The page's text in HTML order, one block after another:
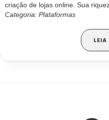
criação de lojas online. Sua
Categoria: Plataformas
LEIA